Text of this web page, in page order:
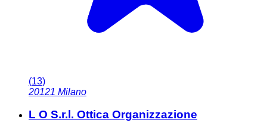
(13)
20121 Milano
L O S.r.l. Ottica Organizzazione